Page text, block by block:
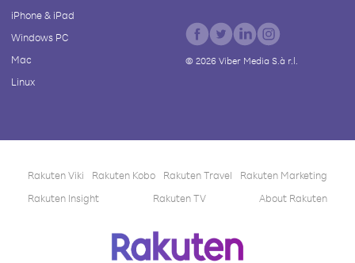
iPhone & iPad
Windows PC
Mac
Linux
© 2026Viber Media S.à r.l.
Rakuten Viki Rakuten Kobo Rakuten Travel
Rakuten Marketing
Rakuten Insight
Rakuten TV About Rakuten